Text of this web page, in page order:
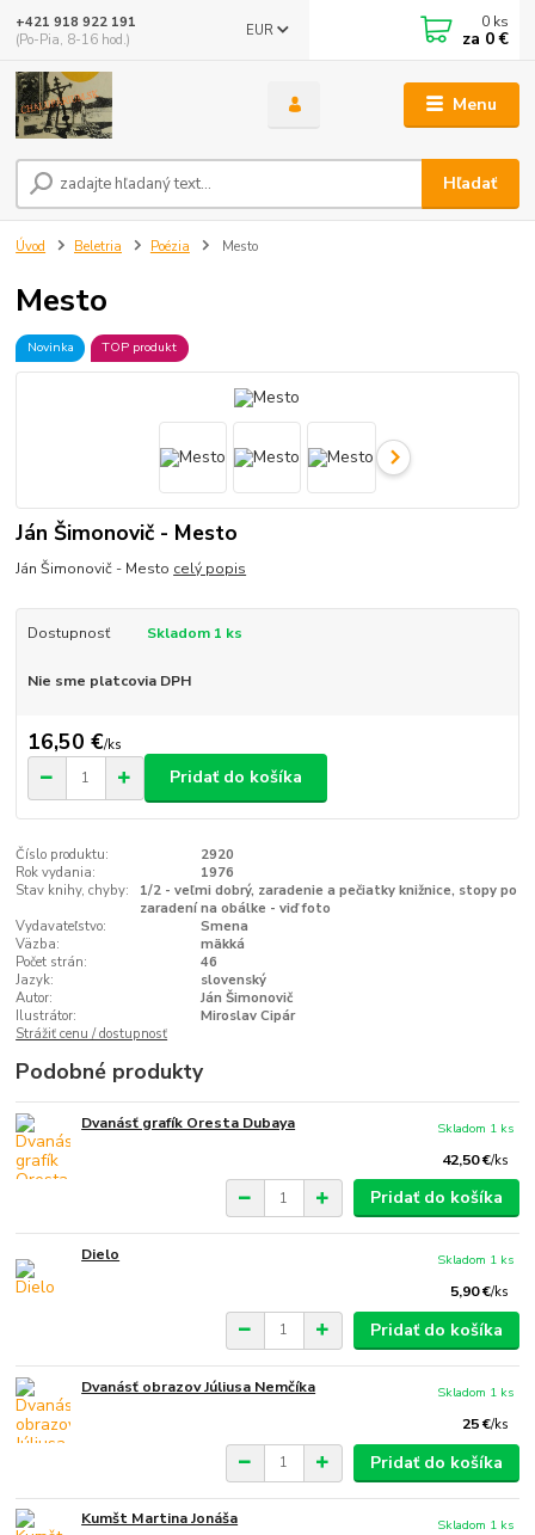
Menu
EUR
Hľadať
+421 918 922 191
(Po-Pia, 8-16 hod.)
0 ks
za 0 €
Úvod Beletria Poézia Mesto
Mesto
Novinka TOP produkt
Ján Šimonovič - Mesto
Ján Šimonovič - Mesto celý popis
Dostupnosť Skladom 1 ks
Nie sme platcovia DPH
16,50 €/ks
Pridať do košíka
Číslo produktu:
2920
Rok vydania:
1976
Stav knihy, chyby:
1/2 - veľmi dobrý, zaradenie a pečiatky knižnice, stopy po
zaradení na obálke - viď foto
Vydavateľstvo:
Smena
Väzba:
mäkká
Počet strán:
46
Jazyk:
slovenský
Autor:
Ján Šimonovič
Ilustrátor:
Miroslav Cipár
Strážiť cenu / dostupnosť
Podobné produkty
Dvanásť grafík Oresta Dubaya
42,50 €/ks
Skladom 1 ks
Pridať do košíka
Dielo
5,90 €/ks
Skladom 1 ks
Pridať do košíka
Dvanásť obrazov Júliusa Nemčíka
25 €/ks
Skladom 1 ks
Pridať do košíka
Kumšt Martina Jonáša
Skladom 1 ks